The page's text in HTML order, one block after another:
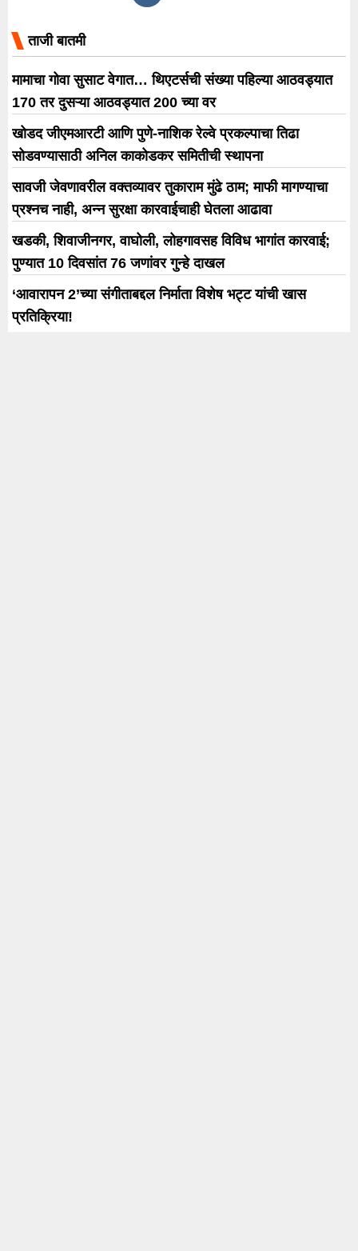
ताजी बातमी
मामाचा गोवा सुसाट वेगात… थिएटर्सची संख्या पहिल्या आठवड्यात
170 तर दुसऱ्या आठवड्यात 200 च्या वर
खोडद जीएमआरटी आणि पुणे-नाशिक रेल्वे प्रकल्पाचा तिढा
सोडवण्यासाठी अनिल काकोडकर समितीची स्थापना
सावजी जेवणावरील वक्तव्यावर तुकाराम मुंढे ठाम; माफी मागण्याचा
प्रश्नच नाही, अन्न सुरक्षा कारवाईचाही घेतला आढावा
खडकी, शिवाजीनगर, वाघोली, लोहगावसह विविध भागांत कारवाई;
पुण्यात 10 दिवसांत 76 जणांवर गुन्हे दाखल
‘आवारापन 2’च्या संगीताबद्दल निर्माता विशेष भट्ट यांची खास
प्रतिक्रिया!